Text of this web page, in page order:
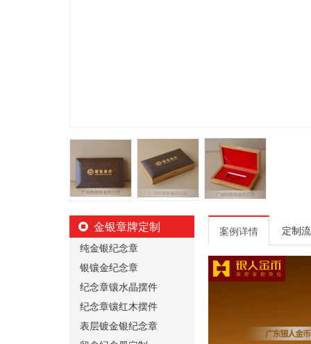
金银章牌定制
纯金银纪念章
银镶金纪念章
纪念章镶水晶摆件
纪念章镶红木摆件
表层镀金银纪念章
案例详情 定制